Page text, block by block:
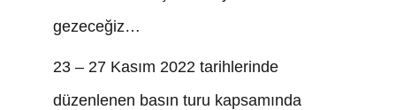
gezeceğiz…
23 – 27 Kasım 2022 tarihlerinde
düzenlenen basın turu kapsamında